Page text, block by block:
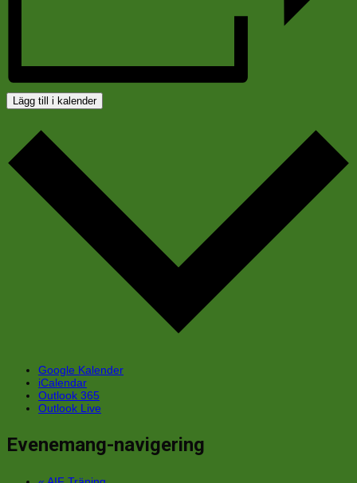
Lägg till i kalender
Google Kalender
iCalendar
Outlook 365
Outlook Live
Evenemang-navigering